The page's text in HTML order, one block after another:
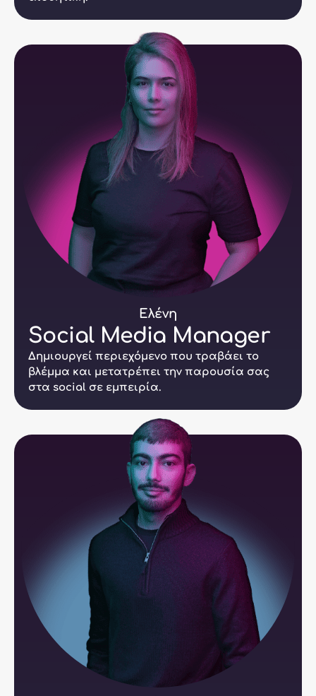
Ελένη
Social Media Manager
Δημιουργεί περιεχόμενο που τραβάει το
βλέμμα και μετατρέπει την παρουσία σας
στα social σε εμπειρία.